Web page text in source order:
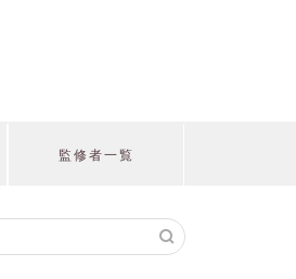
監修者一覧